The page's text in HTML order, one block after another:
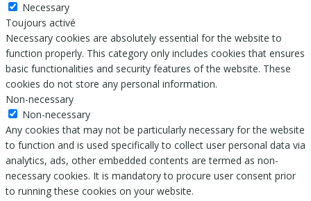
Necessary
Toujours activé
Necessary cookies are absolutely essential for the website to
function properly. This category only includes cookies that ensures
basic functionalities and security features of the website. These
cookies do not store any personal information.
Non-necessary
Non-necessary
Any cookies that may not be particularly necessary for the website
to function and is used specifically to collect user personal data via
analytics, ads, other embedded contents are termed as non-
necessary cookies. It is mandatory to procure user consent prior
to running these cookies on your website.